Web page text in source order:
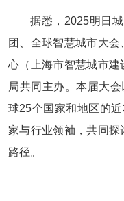
据悉，2025明日
团、全球智慧城市大
心（上海市智慧城市
局共同主办。本届大
球25个国家和地区的
家与行业领袖，共同
路径。